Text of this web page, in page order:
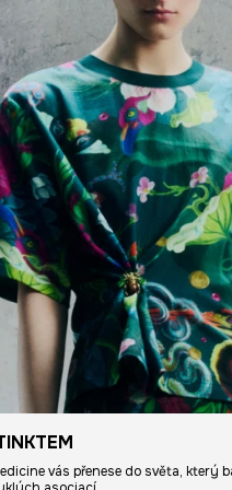
vás přenese do světa,